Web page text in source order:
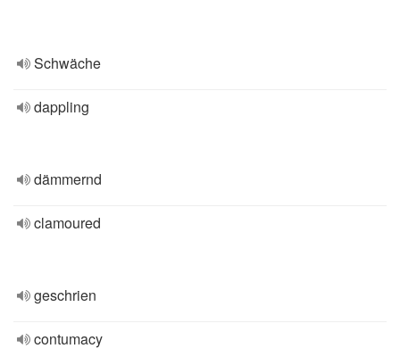
Schwäche
dappling
dämmernd
clamoured
geschrien
contumacy